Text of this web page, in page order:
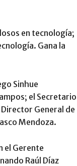
en tecnología;
Gana la
Sinhue
el Secretario
General de
Mendoza.
el Gerente
Raúl Díaz